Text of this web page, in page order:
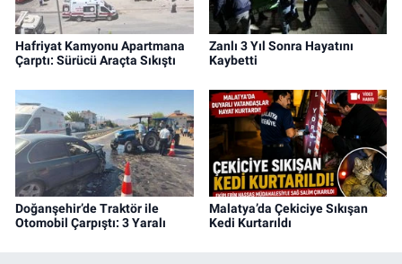
Hafriyat Kamyonu Apartmana
Çarptı: Sürücü Araçta Sıkıştı
Zanlı 3 Yıl Sonra Hayatını
Kaybetti
Doğanşehir’de Traktör ile
Otomobil Çarpıştı: 3 Yaralı
Malatya’da Çekiciye Sıkışan
Kedi Kurtarıldı